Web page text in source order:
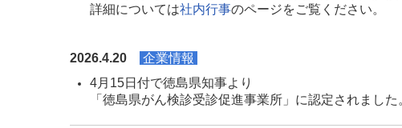
詳細については社内行事のページをご覧ください。
2026.4.20
企業情報
4月15日
「徳島県がん検診受診促進事業所」に認定されました